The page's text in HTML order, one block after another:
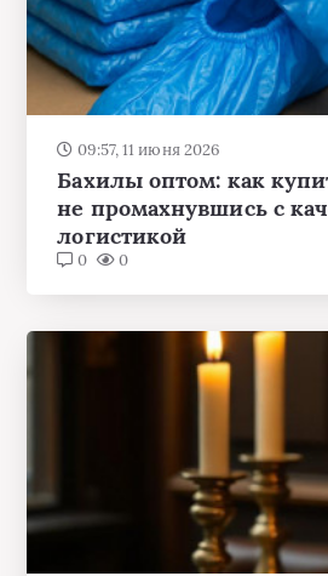
09:57, 11 июня 2026
Бахилы оптом: как
не промахнувшись с
логистикой
0 0